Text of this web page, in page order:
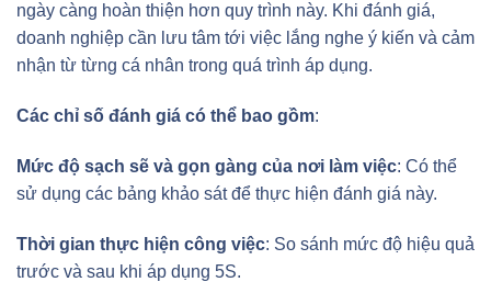
ngày càng hoàn thiện hơn quy trình này. Khi đánh giá,
doanh nghiệp cần lưu tâm tới việc lắng nghe ý kiến và cảm
nhận từ từng cá nhân trong quá trình áp dụng.
Các chỉ số đánh giá có thể bao gồm:
Mức độ sạch sẽ và gọn gàng của nơi làm việc: Có thể
sử dụng các bảng khảo sát để thực hiện đánh giá này.
Thời gian thực hiện công việc: So sánh mức độ hiệu quả
trước và sau khi áp dụng 5S.